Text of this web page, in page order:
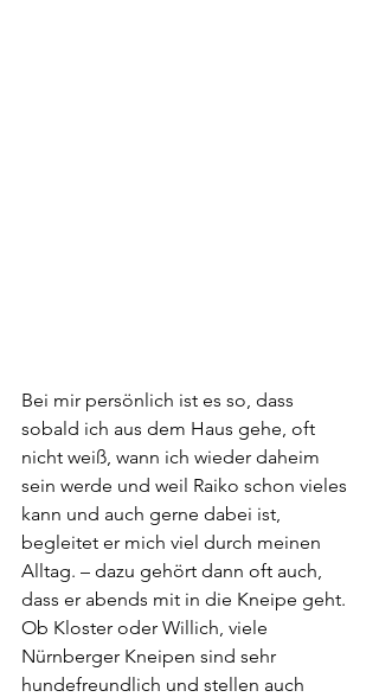
Bei mir persönlich ist es so, dass
sobald ich aus dem Haus gehe, oft
nicht weiß, wann ich wieder daheim
sein werde und weil Raiko schon vieles
kann und auch gerne dabei ist,
begleitet er mich viel durch meinen
Alltag. – dazu gehört dann oft auch,
dass er abends mit in die Kneipe geht.
Ob Kloster oder Willich, viele
Nürnberger Kneipen sind sehr
hundefreundlich und stellen auch